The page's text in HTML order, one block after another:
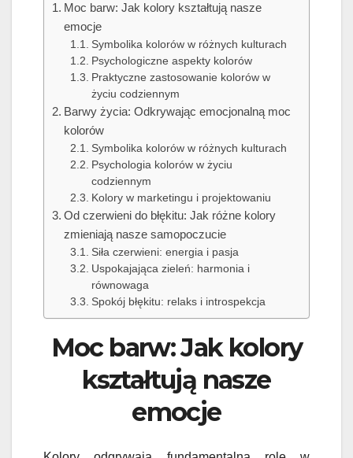
Moc barw: Jak kolory kształtują nasze
emocje
Symbolika kolorów w różnych kulturach
Psychologiczne aspekty kolorów
Praktyczne zastosowanie kolorów w
życiu codziennym
Barwy życia: Odkrywając emocjonalną moc
kolorów
Symbolika kolorów w różnych kulturach
Psychologia kolorów w życiu
codziennym
Kolory w marketingu i projektowaniu
Od czerwieni do błękitu: Jak różne kolory
zmieniają nasze samopoczucie
Siła czerwieni: energia i pasja
Uspokajająca zieleń: harmonia i
równowaga
Spokój błękitu: relaks i introspekcja
Moc barw: Jak kolory
kształtują nasze
emocje